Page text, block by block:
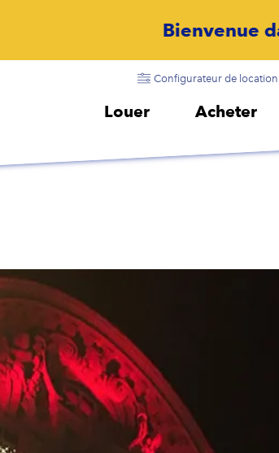
dans notre monde
Configurateur de location
Louer Acheter